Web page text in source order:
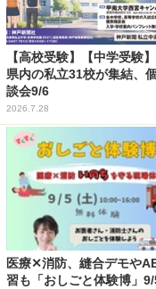
【高校受験】【中学受験
県内の私立31校が集結、
談会9/6
2026.7.28
医療✕消防、縫合デモや
習も「おしごと体験博」